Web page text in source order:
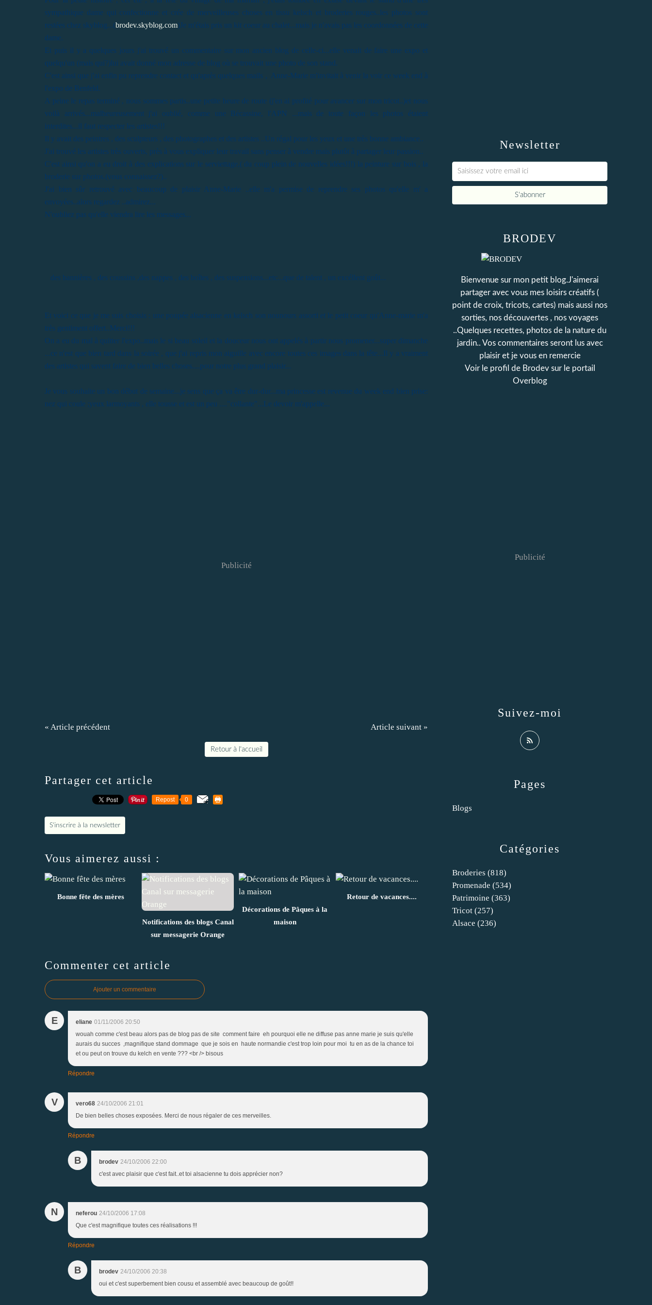
sympathique dame qui confectionne et crée de merveilleuses choses en tissu kelsch et broderies rouges..les photos sont
restées chez skyblog...(brodev.skyblog.com)Je m'étais pris un kit coeur au chalet...mais je n'avais pas les coordonnées de cette
dame.
Et puis il y a quelques jours j'ai trouvé un commentaire sur mon ancien blog de celle-ci...elle venait de faire une expo et
quelqu'un (mais qui?)lui avait donné mon adresse de blog où se trouvait une photo de son stand.
C'est ainsi que j'ai enfin pu reprendre contact et qu'après quelques mails , Anne-Marie m'invitait à venir la voir ce week end à
l'expo de Benfeld.
A peine le repas terminé , nous sommes partis..une petite heure de route (j'en ai profité pour avancer sur mon tricot..)et nous
voilà arrivés...malheureusement j'ai oublié, comme une Bécassine, l'APN ...mais de toute façon les photos étaient
interdites...il faut respecter les artistes!!!
Il y avait des peintres , des sculpteurs , des photographes et des artistes ..Un régal pour les yeux et une très bonne ambiance..
J'ai trouvé les artistes très ouverts, près à vous expliquer leur travail sans penser à vendre mais plutôt à partager leur passion..
C'est ainsi qu'on a eu droit à des explications sur le serviettage,( du coup plein de nouvelles idées!!!) la peinture sur bois , la
broderie sur photos.(vous connaissez?)..
J'ai bien sûr retrouvé avec beaucoup de plaisir Anne-Marie ..elle m'a permise de reprendre ses photos qu'elle m' a
envoyées..alors regardez ..admirez...
N'oubliez pas qu'elle viendra lire les messages...
des bannières , des coussins ,des nappes , des boîtes , des suspensions...etc...que de talent , un excéllent goût...
Et voici ce que je me suis choisis : une poupée alsacienne en kelsch son nounours assorti et le petit coeur qu'Anne-marie m'a
très gentiment offert..Merci!!!
On a eu du mal à quitter l'expo..mais le si beau soleil et la douceur nous ont appelés à partir nous promener...super dimanche
...ce n'est que bien tard dans la soirée , que j'ai repris mon aiguille avec encore toutes ces images dans la tête...Il y a vraiment
des artistes qui savent faire de bien belles choses....pour notre plus grand plaisir...
Je vous souhaite un bon début de semaine...je sens que ça va être dur-dur...ma princesse est revenue du week end bien prise:
nez qui coule ;yeux larmoyants , elle tousse et est un peu ...."collante"...Le devoir m'appelle...
Publicité
« Article précédent Article suivant »
Retour à l'accueil
Partager cet article
Repost 0
S'inscrire à la newsletter
Vous aimerez aussi :
Bonne fête des mères
Notifications des blogs Canal
sur messagerie Orange
Décorations de Pâques à la
maison
Retour de vacances....
Commenter cet article
Ajouter un commentaire
E eliane 01/11/2006 20:50
wouah comme c'est beau alors pas de blog pas de site comment faire eh pourquoi elle ne diffuse pas anne marie je suis qu'elle
aurais du succes ,magnifique stand dommage que je sois en haute normandie c'est trop loin pour moi tu en as de la chance toi
et ou peut on trouve du kelch en vente ??? <br /> bisous
Répondre
V vero68 24/10/2006 21:01
De bien belles choses exposées. Merci de nous régaler de ces merveilles.
Répondre
B brodev 24/10/2006 22:00
c'est avec plaisir que c'est fait..et toi alsacienne tu dois apprécier non?
N neferou 24/10/2006 17:08
Que c'est magnifique toutes ces réalisations !!!
Répondre
B brodev 24/10/2006 20:38
oui et c'est superbement bien cousu et assemblé avec beaucoup de goût!!
Newsletter
Catégories
Broderies (818)
Promenade (534)
Patrimoine (363)
Tricot (257)
Alsace (236)
Pages
Blogs
BRODEV
Bienvenue sur mon petit blog.J'aimerai
partager avec vous mes loisirs créatifs (
point de croix, tricots, cartes) mais aussi nos
sorties, nos découvertes , nos voyages
..Quelques recettes, photos de la nature du
jardin.. Vos commentaires seront lus avec
plaisir et je vous en remercie
Voir le profil de Brodevsur le portail
Overblog
Suivez-moi
Publicité